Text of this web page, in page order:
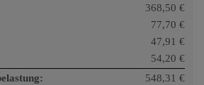
368,50 €
77,70 €
47,91 €
54,20 €
548,31 €